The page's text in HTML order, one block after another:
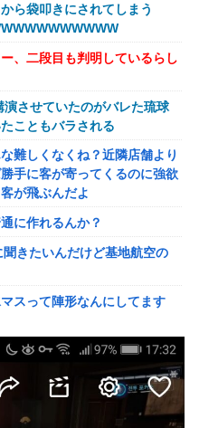
に作れるんか？
きたいんだけど基地航空の
スって陣形なんにしてます
そうだから聞くんだけど E3-
イハツ駆逐並べて 高速＋とか
で使うから、この高級時計も
←まさかコレ本気にしてる奴
w w w w w w w w w w
全に聖人の顔へ←これw w w
砲弾3つ持ってきました」警
果w w w w w w w w
警察官を突き飛ばす。逮捕し
ら袋叩きにされてしまう
、二段目も判明しているらし
演させていたのがバレた琉球
こともバラされる
難しくなくね？近隣店舗より
手に客が寄ってくるのに強欲
が飛ぶんだよ
に作れるんか？
聞きたいんだけど基地航空の
スって陣形なんにしてます
う彼氏欲しくて息できん」
例の動画、バズリすぎてネッ